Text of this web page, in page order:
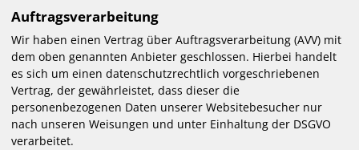
Auftragsverarbeitung
Wir haben einen Vertrag über Auftragsverarbeitung (AVV) mit
dem oben genannten Anbieter geschlossen. Hierbei handelt
es sich um einen datenschutzrechtlich vorgeschriebenen
Vertrag, der gewährleistet, dass dieser die
personenbezogenen Daten unserer Websitebesucher nur
nach unseren Weisungen und unter Einhaltung der DSGVO
verarbeitet.